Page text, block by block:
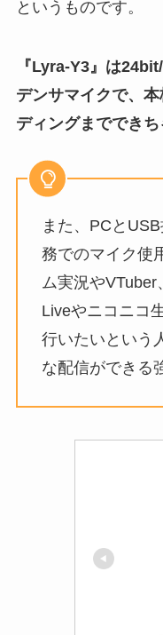
というものです。
『Lyra-Y3』は
デンサマイクで、
ディングまでできち
また、PCと
務でのマイク使
ム実況やVTuber
Liveやニコニコ
行いたいという
な配信ができる